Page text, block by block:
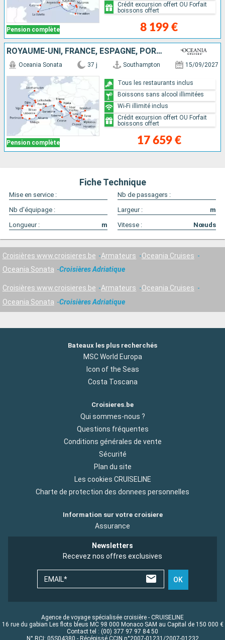
Pension complète 8 199 €
Crédit excursion offert OU Forfait
boissons offert
ROYAUME-UNI, FRANCE, ESPAGNE, PORTUGAL, ITALIE, CROATIE, ALBANIE, GRÈCE, TURQUIE
Pension complète
Oceania Sonata 37 j Southampton 15/09/2027
17 659 €
Tous les restaurants inclus
Boissons sans alcool illimitées
Wi-Fi illimité inclus
Crédit excursion offert OU Forfait
boissons offert
Fiche Technique
Mise en service :
Nb de passagers :
Nb d'équipage :
Largeur :
m
Longueur :
m Vitesse : Nœuds
Croisières www.croisieres.be Armateurs
Oceania Cruises
Oceania Sonata
Croisières Adriatique
Croisières www.croisieres.be Armateurs
Oceania Cruises
Oceania Sonata
Croisières Adriatique
Bateaux les plus recherchés
MSC World Europa
Icon of the Seas
Costa Toscana
Croisieres.be
Qui sommes-nous ?
Questions fréquentes
Conditions générales de vente
Sécurité
Plan du site
Les cookies CRUISELINE
Charte de protection des donnees personnelles
Information sur votre croisiere
Assurance
Newsletters
Recevez nos offres exclusives
EMAIL* OK
Agence de voyage spécialisée croisière - CRUISELINE
16 rue du gabian Les flots bleus MC 98 000 Monaco SAM au Capital de 150 000 €
Contact tel : (00) 377 97 97 84 50
N° RCI: 05S04380 - Récépissé CCIN n°2007-01231/2007-01232